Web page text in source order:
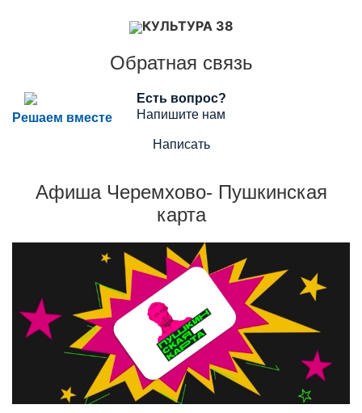
КУЛЬТУРА 38
Обратная связь
Решаем вместе
Есть вопрос?
Напишите нам
Написать
Афиша Черемхово- Пушкинская
карта